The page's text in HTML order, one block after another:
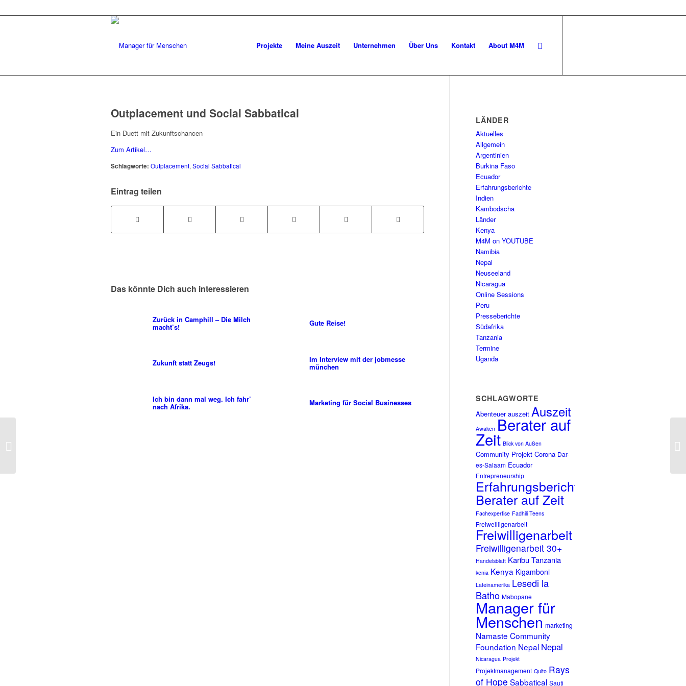
Projekte Meine Auszeit Unternehmen Über Uns Kontakt About M4M
Outplacement und Social Sabbatical
Ein Duett mit Zukunftschancen
Zum Artikel…
Schlagworte: Outplacement, Social Sabbatical
Eintrag teilen
Das könnte Dich auch interessieren
Zurück in Camphill – Die Milch
macht’s! Gute Reise!
Zukunft statt Zeugs! Im Interview mit der jobmesse
münchen
Ich bin dann mal weg. Ich fahr’
nach Afrika. Marketing für Social Businesses
LÄNDER
Aktuelles
Allgemein
Argentinien
Burkina Faso
Ecuador
Erfahrungsberichte
Indien
Kambodscha
Länder
Kenya
M4M on YOUTUBE
Namibia
Nepal
Neuseeland
Nicaragua
Online Sessions
Peru
Presseberichte
Südafrika
Tanzania
Termine
Uganda
SCHLAGWORTE
Abenteuer auszeit Auszeit
Awaken Berater auf
Zeit Blick von Außen
Community Projekt Corona Dar-
es-Salaam Ecuador
Entrepreneurship
Erfahrungsbericht
Berater auf Zeit
Fachexpertise Fadhili Teens
Freiweilligenarbeit
Freiwilligenarbeit
Freiwilligenarbeit 30+
Handelsblatt Karibu Tanzania
kenia Kenya Kigamboni
Lateinamerika Lesedi la
Batho Mabopane
Manager für
Menschen marketing
Namaste Community
Foundation Nepal Nepal
Nicaragua Projekt
Projektmanagement Quito Rays
of Hope Sabbatical Sauti